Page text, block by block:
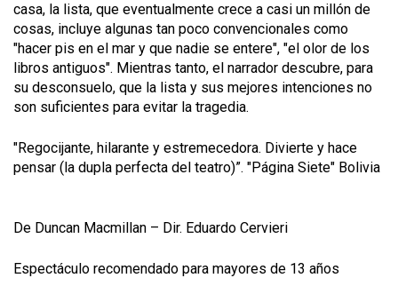
casa, la lista, que eventualmente crece a casi un millón de
cosas, incluye algunas tan poco convencionales como
"hacer pis en el mar y que nadie se entere", "el olor de los
libros antiguos". Mientras tanto, el narrador descubre, para
su desconsuelo, que la lista y sus mejores intenciones no
son suficientes para evitar la tragedia.
"Regocijante, hilarante y estremecedora. Divierte y hace
pensar (la dupla perfecta del teatro)”. "Página Siete" Bolivia
De Duncan Macmillan – Dir. Eduardo Cervieri
Espectáculo recomendado para mayores de 13 años